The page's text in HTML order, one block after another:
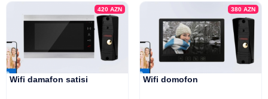
420AZN
Wifi damafon satisi
380 AZN
Wifi domofon